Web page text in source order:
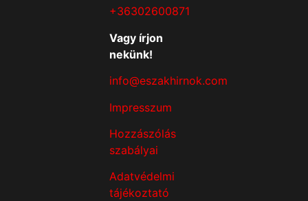
+36302600871
Vagy írjon
nekünk!
info@eszakhirnok.com
Impresszum
Hozzászólás
szabályai
Adatvédelmi
tájékoztató